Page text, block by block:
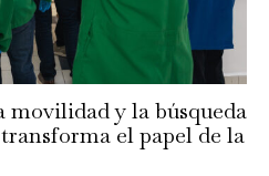
movilidad y la búsqueda
el papel de la